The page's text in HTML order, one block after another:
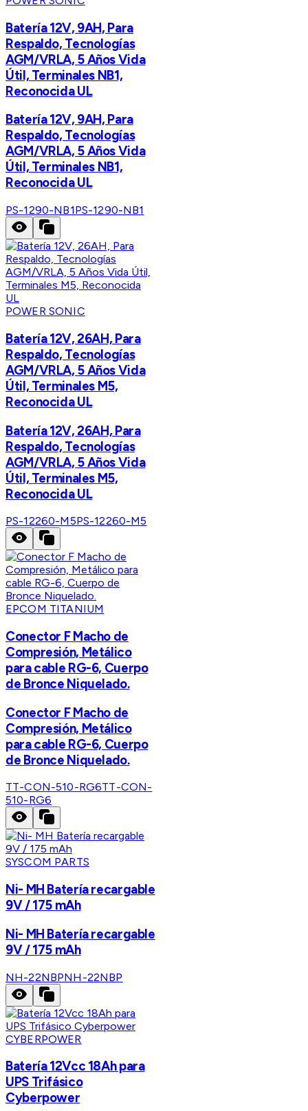
Batería 12V, 9AH, Para
Respaldo, Tecnologías
AGM/VRLA, 5 Años Vida
Útil, Terminales NB1,
Reconocida UL
Batería 12V, 9AH, Para
Respaldo, Tecnologías
AGM/VRLA, 5 Años Vida
Útil, Terminales NB1,
Reconocida UL
PS-1290-NB1PS-1290-NB1
POWER SONIC
Batería 12V, 26AH, Para
Respaldo, Tecnologías
AGM/VRLA, 5 Años Vida
Útil, Terminales M5,
Reconocida UL
Batería 12V, 26AH, Para
Respaldo, Tecnologías
AGM/VRLA, 5 Años Vida
Útil, Terminales M5,
Reconocida UL
PS-12260-M5PS-12260-M5
EPCOM TITANIUM
Conector F Macho de
Compresión, Metálico
para cable RG-6, Cuerpo
de Bronce Niquelado.
Conector F Macho de
Compresión, Metálico
para cable RG-6, Cuerpo
de Bronce Niquelado.
TT-CON-510-RG6TT-CON-
510-RG6
SYSCOM PARTS
Ni- MH Batería recargable
9V / 175 mAh
Ni- MH Batería recargable
9V / 175 mAh
NH-22NBPNH-22NBP
CYBERPOWER
Batería 12Vcc 18Ah para
UPS Trifásico
Cyberpower